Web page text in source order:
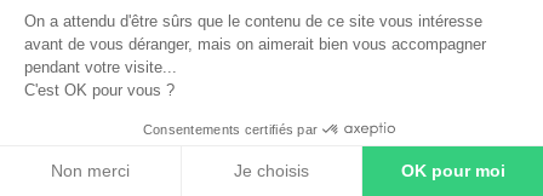
CS 40412 76123 Mont Saint Aignan
On a attendu d'être sûrs que le contenu de ce site vous intéresse
avant de vous déranger, mais on aimerait bien vous accompagner
pendant votre visite...
C'est OK pour vous ?
Consentements certifiés par
Non merci Je choisis OK pour moi